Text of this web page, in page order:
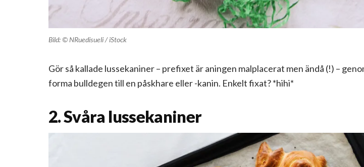
Bild: © NRuedisueli / iStock
Gör så kallade lussekaniner – prefixet är aningen malplacerat men ändå (!) –
forma bulldegen till en påskhare eller -kanin. Enkelt fixat? *hihi*
2. Svåra lussekaniner